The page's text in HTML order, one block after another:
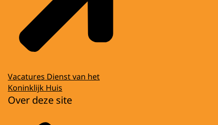
Vacatures Dienst van het
Koninklijk Huis
Over deze site